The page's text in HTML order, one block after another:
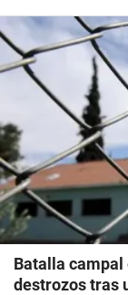
Batalla campal
destrozos tras